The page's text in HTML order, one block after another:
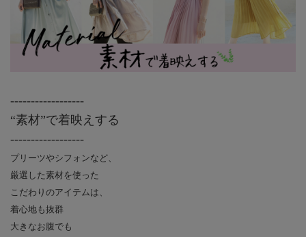
------------------
“素材”で着映えする
------------------
プリーツやシフォンなど、
厳選した素材を使った
こだわりのアイテムは、
着心地も抜群
大きなお腹でも